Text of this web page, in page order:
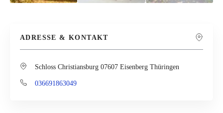
ADRESSE & KONTAKT
Schloss Christiansburg 07607 Eisenberg Thüringen
036691863049